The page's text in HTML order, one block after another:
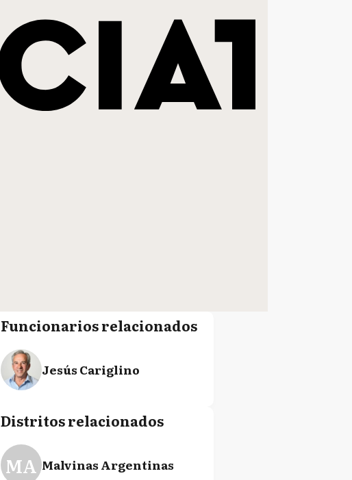
Funcionarios relacionados
Jesús Cariglino
Distritos relacionados
MA Malvinas Argentinas